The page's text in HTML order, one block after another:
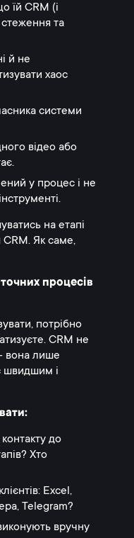
їй CRM (і
стеження та
й не
хаос
системи
відео або
у процес і не
на етапі
CRM. Як саме,
процесів
потрібно
CRM не
вона лише
швидшим і
до
Хто
Excel,
Telegram?
вручну